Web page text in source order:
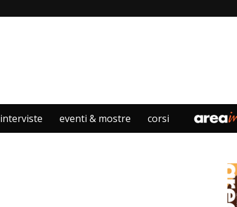
interviste eventi & mostre corsi